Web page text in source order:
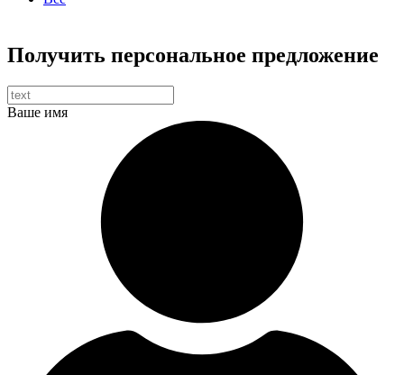
Получить персональное предложение
Ваше имя